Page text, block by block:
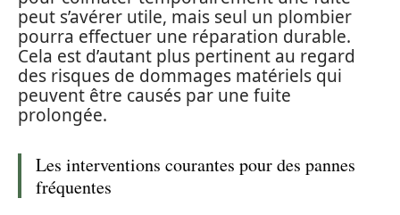
peut s’avérer utile, mais seul un plombier
pourra effectuer une réparation durable.
Cela est d’autant plus pertinent au regard
des risques de dommages matériels qui
peuvent être causés par une fuite
prolongée.
Les interventions courantes pour des pannes
fréquentes